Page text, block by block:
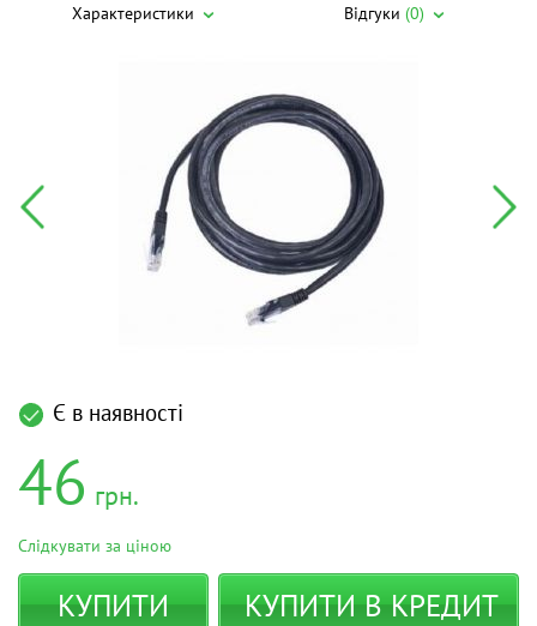
Характеристики Відгуки (0)
Є в наявності
46 грн.
Слідкувати за ціною
КУПИТИ КУПИТИ В КРЕДИТ